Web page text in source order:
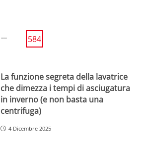
... 584
La funzione segreta della lavatrice
che dimezza i tempi di asciugatura
in inverno (e non basta una
centrifuga)
4 Dicembre 2025